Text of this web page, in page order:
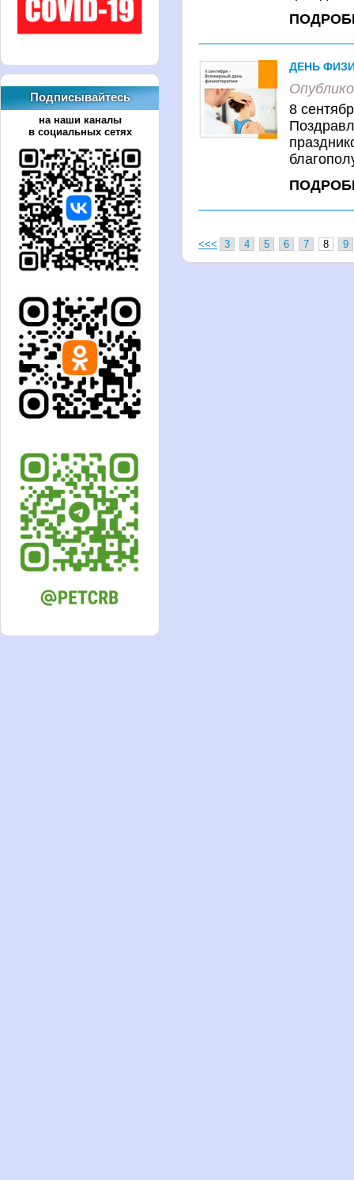
Подписывайтесь
на наши каналы
в социальных сетях
ДЕНЬ
8
<<< 3 4 5 6 7 8 9